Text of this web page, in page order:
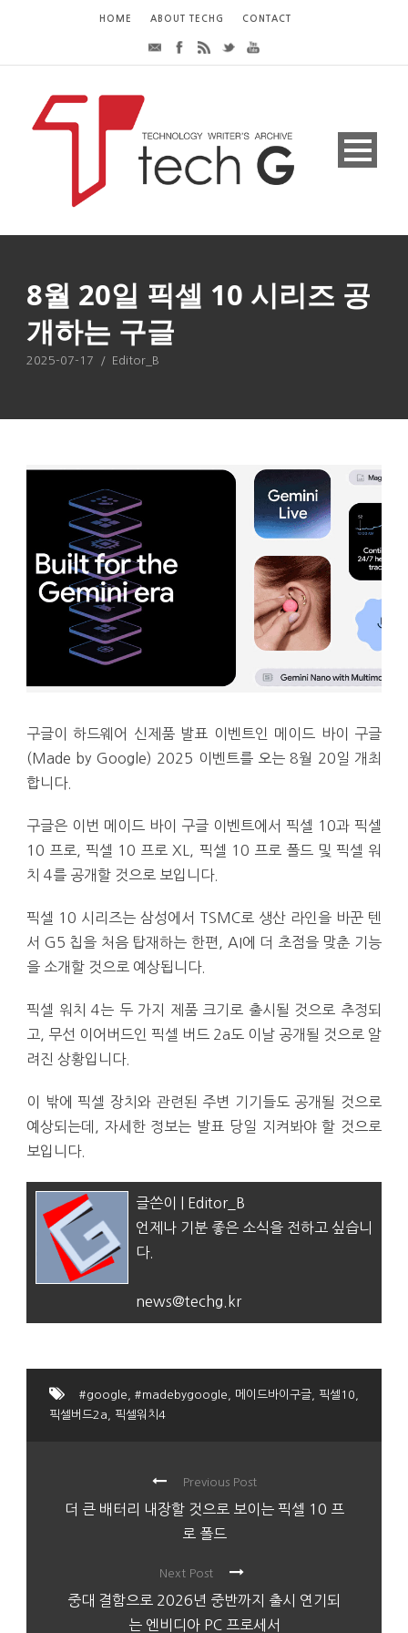
HOME ABOUT TECHG CONTACT
8월 20일 픽셀 10 시리즈 공
개하는 구글
2025-07-17 / Editor_B
구글이 하드웨어 신제품 발표 이벤트인 메이드 바이 구글
(Made by Google) 2025 이벤트를 오는 8월 20일 개최
합니다.
구글은 이번 메이드 바이 구글 이벤트에서 픽셀 10과 픽셀
10 프로, 픽셀 10 프로 XL, 픽셀 10 프로 폴드 및 픽셀 워
치 4를 공개할 것으로 보입니다.
픽셀 10 시리즈는 삼성에서 TSMC로 생산 라인을 바꾼 텐
서 G5 칩을 처음 탑재하는 한편, AI에 더 초점을 맞춘 기능
을 소개할 것으로 예상됩니다.
픽셀 워치 4는 두 가지 제품 크기로 출시될 것으로 추정되
고, 무선 이어버드인 픽셀 버드 2a도 이날 공개될 것으로 알
려진 상황입니다.
이 밖에 픽셀 장치와 관련된 주변 기기들도 공개될 것으로
예상되는데, 자세한 정보는 발표 당일 지켜봐야 할 것으로
보입니다.
글쓴이 | Editor_B
언제나 기분 좋은 소식을 전하고 싶습니
다.
news@techg.kr
#google #madebygoogle 메이드바이구글 픽셀10
픽셀버드2a
픽셀워치4
Previous Post
더 큰 배터리 내장할 것으로 보이는 픽셀 10 프
로 폴드
Next Post
중대 결함으로 2026년 중반까지 출시 연기되
는 엔비디아 PC 프로세서